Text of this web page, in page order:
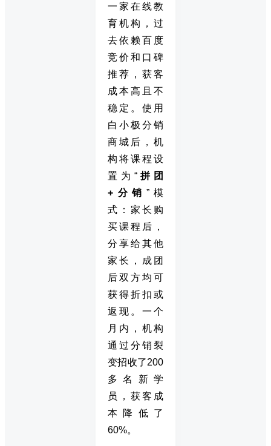
一家在线教
育机构，过
去依赖百度
竞价和口碑
推荐，获客
成本高且不
稳定。使用
白小极分销
商城后，机
构将课程设
置为“拼团
+分销 ”模
式：家长购
买课程后，
分享给其他
家长，成团
后双方均可
获得折扣或
返现。一个
月内，机构
通过分销裂
变招收了200
多名新学
员，获客成
本降低了
60%。